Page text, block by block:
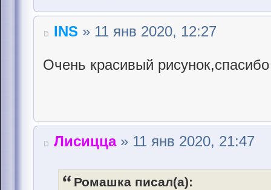
INS » 11 янв 2020, 12:27
Очень красивый
Лисицца» 11 янв 2020, 21:47
Ромашка писал(а):